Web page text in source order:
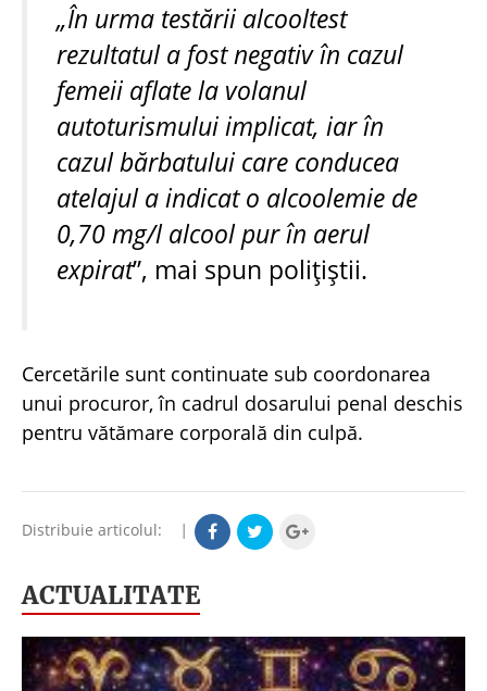
„În urma testării alcooltest
rezultatul a fost negativ în cazul
femeii aflate la volanul
autoturismului implicat, iar în
cazul bărbatului care conducea
atelajul a indicat o alcoolemie de
0,70 mg/l alcool pur în aerul
expirat”, mai spun polițiștii.
Cercetările sunt continuate sub coordonarea
unui procuror, în cadrul dosarului penal deschis
pentru vătămare corporală din culpă.
Distribuie articolul: |
ACTUALITATE